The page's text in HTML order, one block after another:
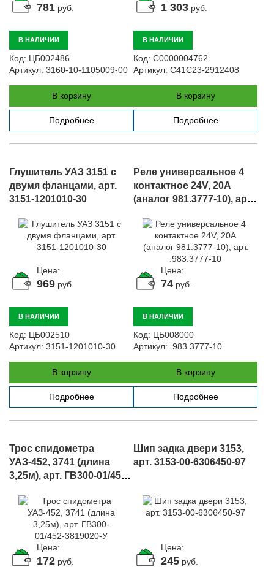
781 руб.
В НАЛИЧИИ
Код: ЦБ002486
Артикул: 3160-10-1105009-00
В корзину
Подробнее
1 303 руб.
В НАЛИЧИИ
Код: С0000004762
Артикул: C41C23-2912408
В корзину
Подробнее
Глушитель УАЗ 3151 с
двумя фланцами, арт.
3151-1201010-30
Цена:
969 руб.
В НАЛИЧИИ
Код: ЦБ002510
Артикул: 3151-1201010-30
В корзину
Подробнее
Реле универсальное 4
контактное 24V, 20А
(аналог 981.3777-10), арт.
Цена:
74 руб.
В НАЛИЧИИ
Код: ЦБ008000
Артикул: .983.3777-10
В корзину
Подробнее
Трос спидометра
УАЗ-452, 3741 (длина
3,25м), арт. ГВ300-01/452-
Цена:
172 руб.
Шип задка двери 3153,
арт. 3153-00-6306450-97
Цена:
245 руб.